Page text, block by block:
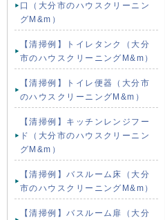
口（大分市のハウスクリーニン
グM&m）
【清掃例】トイレタンク（大分
市のハウスクリーニングM&m）
【清掃例】トイレ便器（大分市
のハウスクリーニングM&m）
【清掃例】キッチンレンジフー
ド（大分市のハウスクリーニン
グM&m）
【清掃例】バスルーム床（大分
市のハウスクリーニングM&m）
【清掃例】バスルーム扉（大分